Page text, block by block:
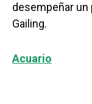
desempeñar
Gailing.
Acuario